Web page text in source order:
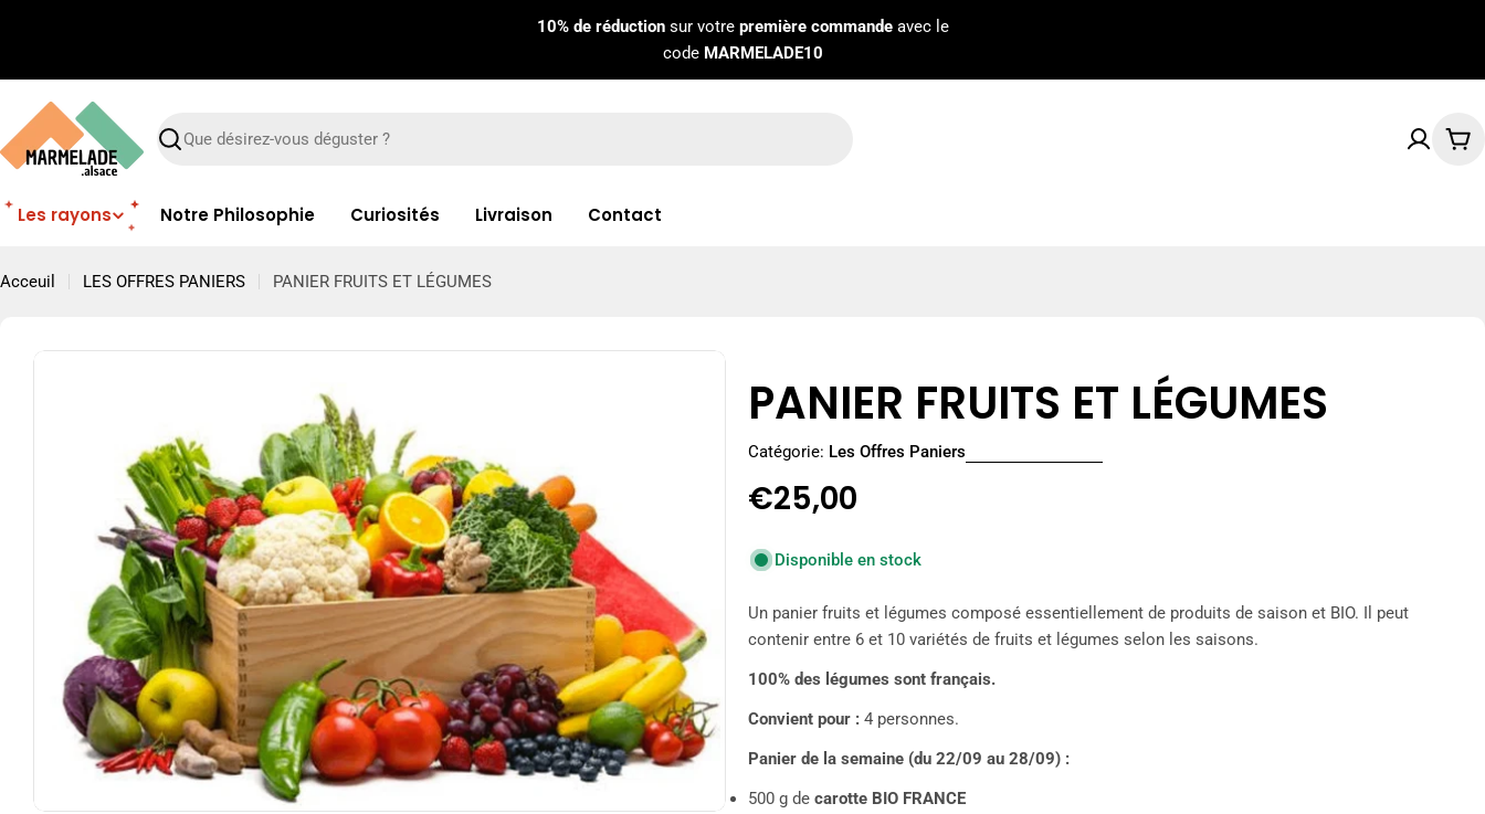
10% de réductionsur votre première commande avec le
code MARMELADE10
Recherche
Les rayons Notre Philosophie Curiosités Livraison Contact
Acceuil LES OFFRES PANIERS PANIER FRUITS ET LÉGUMES
Passer
Ouvrir le média 0 en mode modal
PANIER FRUITS ET LÉGUMES
Catégorie: Les Offres Paniers
Prix
régulier
€25,00
Disponible en stock
Un panier fruits et légumes composé essentiellement de produits de saison et BIO. Il peut
contenir entre 6 et 10 variétés de fruits et légumes selon les saisons.
100% des légumes sont français.
Convient pour : 4 personnes.
Panier de la semaine (du 22/09 au 28/09) :
500 g de carotte BIO FRANCE